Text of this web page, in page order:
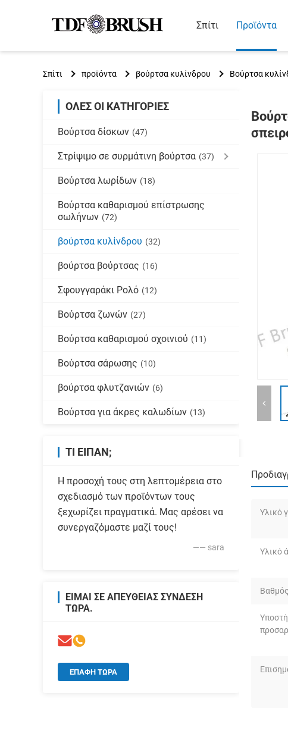
Σπίτι Προϊόντα
Σπίτι προϊόντα βούρτσα κυλίνδρου Βούρτσα
ΌΛΕΣ ΟΙ ΚΑΤΗΓΟΡΊΕΣ
Βούρτσα δίσκων (47)
Στρίψιμο σε συρμάτινη βούρτσα (37)
Βούρτσα λωρίδων (18)
Βούρτσα καθαρισμού επίστρωσης
σωλήνων (72)
βούρτσα κυλίνδρου (32)
βούρτσα βούρτσας (16)
Σφουγγαράκι Ρολό (12)
Βούρτσα ζωνών (27)
Βούρτσα καθαρισμού σχοινιού (11)
Βούρτσα σάρωσης (10)
βούρτσα φλυτζανιών (6)
Βούρτσα για άκρες καλωδίων (13)
ΤΙ ΕΊΠΑΝ;
Η προσοχή τους στη λεπτομέρεια στο
σχεδιασμό των προϊόντων τους
ξεχωρίζει πραγματικά. Μας αρέσει να
συνεργαζόμαστε μαζί τους!
—— sara
ΕΊΜΑΙ ΣΕ ΑΠΕΥΘΕΊΑΣ ΣΎΝΔΕΣΗ
ΤΏΡΑ.
ΕΠΑΦΉ ΤΏΡΑ
Υλικό
Υλικό